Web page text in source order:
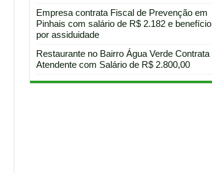
Empresa contrata Fiscal de Prevenção em
Pinhais com salário de R$ 2.182 e benefício
por assiduidade
Restaurante no Bairro Água Verde Contrata
Atendente com Salário de R$ 2.800,00